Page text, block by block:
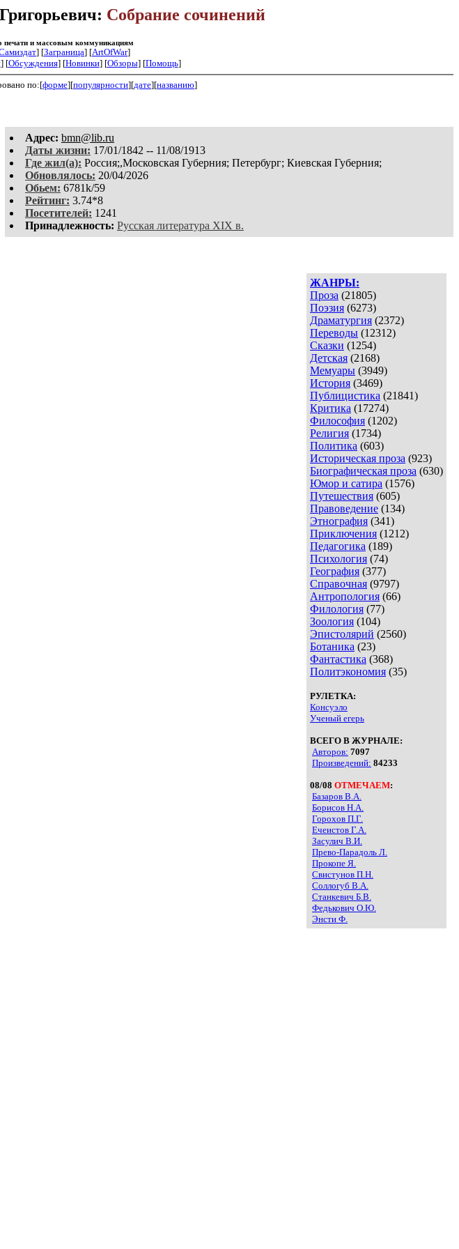
Собрание сочинений
печати и массовым коммуникациям
] [Заграница] [ArtOfWar]
] [Обсуждения] [Новинки] [Обзоры] [Помощь]
по:[форме][популярности][дате][названию]
Aдpeс: bmn@lib.ru
Даты жизни: 17/01/1842 -- 11/08/1913
Где жил(а): Россия;,Московская Губерния; Петербург; Киевская Губерния;
Обновлялось: 20/04/2026
Обьем: 6781k/59
Рейтинг: 3.74*8
Посетителей: 1241
Принадлежность: Русская литература XIX в.
ЖАНРЫ:
Проза (21805)
Поэзия (6273)
Драматургия (2372)
Переводы (12312)
Сказки (1254)
Детская (2168)
Мемуары (3949)
История (3469)
Публицистика (21841)
Критика (17274)
Философия (1202)
Религия (1734)
Политика (603)
Историческая проза (923)
Биографическая проза (630)
Юмор и сатира (1576)
Путешествия (605)
Правоведение (134)
Этнография (341)
Приключения (1212)
Педагогика (189)
Психология (74)
География (377)
Справочная (9797)
Антропология (66)
Филология (77)
Зоология (104)
Эпистолярий (2560)
Ботаника (23)
Фантастика (368)
Политэкономия (35)
РУЛЕТКА:
Консуэло
Ученый егерь
ВСЕГО В ЖУРНАЛЕ:
Авторов: 7097
Произведений: 84233
08/08 ОТМЕЧАЕМ:
Базаров В.А.
Борисов Н.А.
Горохов П.Г.
Ечеистов Г.А.
Засулич В.И.
Прево-Парадоль Л.
Прокопе Я.
Свистунов П.Н.
Соллогуб В.А.
Станкевич Б.В.
Федькович О.Ю.
Энсти Ф.